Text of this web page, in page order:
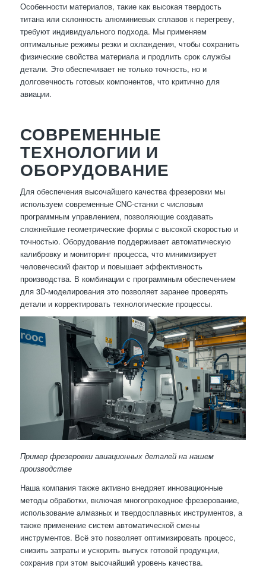
Особенности материалов, такие как высокая твердость
титана или склонность алюминиевых сплавов к перегреву,
требуют индивидуального подхода. Мы применяем
оптимальные режимы резки и охлаждения, чтобы сохранить
физические свойства материала и продлить срок службы
детали. Это обеспечивает не только точность, но и
долговечность готовых компонентов, что критично для
авиации.
СОВРЕМЕННЫЕ
ТЕХНОЛОГИИ И
ОБОРУДОВАНИЕ
Для обеспечения высочайшего качества фрезеровки мы
используем современные CNC-станки с числовым
программным управлением, позволяющие создавать
сложнейшие геометрические формы с высокой скоростью и
точностью. Оборудование поддерживает автоматическую
калибровку и мониторинг процесса, что минимизирует
человеческий фактор и повышает эффективность
производства. В комбинации с программным обеспечением
для 3D-моделирования это позволяет заранее проверять
детали и корректировать технологические процессы.
Пример фрезеровки авиационных деталей на нашем
производстве
Наша компания также активно внедряет инновационные
методы обработки, включая многопроходное фрезерование,
использование алмазных и твердосплавных инструментов, а
также применение систем автоматической смены
инструментов. Всё это позволяет оптимизировать процесс,
снизить затраты и ускорить выпуск готовой продукции,
сохранив при этом высочайший уровень качества.